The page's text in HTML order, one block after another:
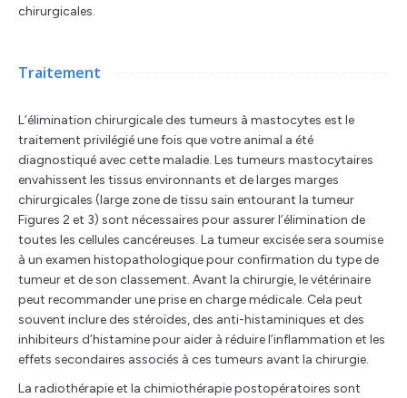
chirurgicales.
Traitement
L’élimination chirurgicale des tumeurs à mastocytes est le
traitement privilégié une fois que votre animal a été
diagnostiqué avec cette maladie. Les tumeurs mastocytaires
envahissent les tissus environnants et de larges marges
chirurgicales (large zone de tissu sain entourant la tumeur
Figures 2 et 3) sont nécessaires pour assurer l’élimination de
toutes les cellules cancéreuses. La tumeur excisée sera soumise
à un examen histopathologique pour confirmation du type de
tumeur et de son classement. Avant la chirurgie, le vétérinaire
peut recommander une prise en charge médicale. Cela peut
souvent inclure des stéroïdes, des anti-histaminiques et des
inhibiteurs d’histamine pour aider à réduire l’inflammation et les
effets secondaires associés à ces tumeurs avant la chirurgie.
La radiothérapie et la chimiothérapie postopératoires sont